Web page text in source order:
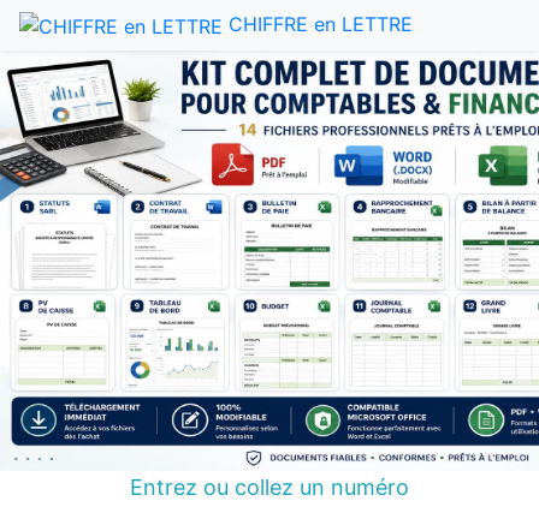
CHIFFRE en LETTRE
Entrez ou collez un numéro